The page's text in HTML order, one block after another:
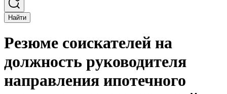
Найти
Резюме соискателей на
должность руководителя
направления ипотечного